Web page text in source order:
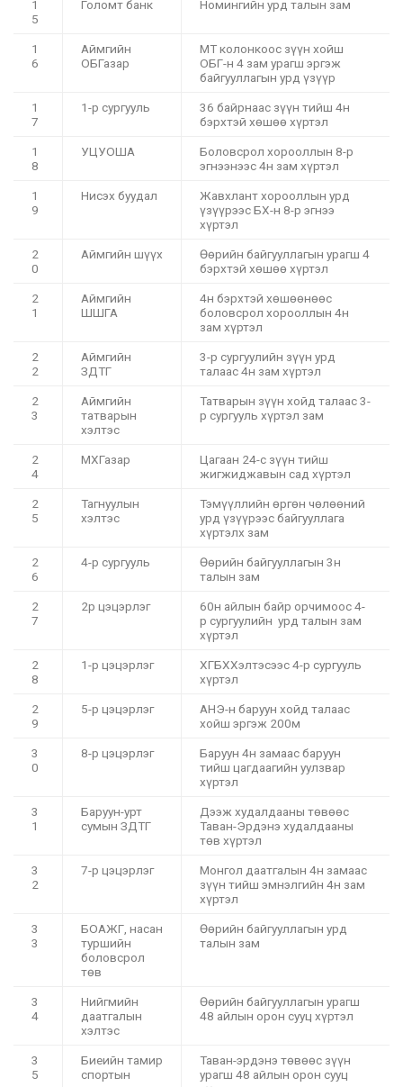
1
5
Голомт банк Номингийн урд талын зам
1
6
Аймгийн
ОБГазар
МТ колонкоос зүүн хойш
ОБГ-н 4 зам урагш эргэж
байгууллагын урд үзүүр
1
7
1-р сургууль
36 байрнаас зүүн тийш 4н
бэрхтэй хөшөө хүртэл
1
8
УЦУОША
Боловсрол хорооллын 8-р
эгнээнээс 4н зам хүртэл
1
9
Нисэх буудал
Жавхлант хорооллын урд
үзүүрээс БХ-н 8-р эгнээ
хүртэл
2
0
Аймгийн шүүх
Өөрийн байгууллагын урагш 4
бэрхтэй хөшөө хүртэл
2
1
Аймгийн
ШШГА
4н бэрхтэй хөшөөнөөс
боловсрол хорооллын 4н
зам хүртэл
2
2
Аймгийн
ЗДТГ
3-р сургуулийн зүүн урд
талаас 4н зам хүртэл
2
3
Аймгийн
татварын
хэлтэс
Татварын зүүн хойд талаас 3-
р сургууль хүртэл зам
2
4
МХГазар
Цагаан 24-с зүүн тийш
жигжиджавын сад хүртэл
2
5
Тагнуулын
хэлтэс
Тэмүүллийн өргөн чөлөөний
урд үзүүрээс байгууллага
хүртэлх зам
2
6
4-р сургууль
Өөрийн байгууллагын 3н
талын зам
2
7
2р цэцэрлэг
60н айлын байр орчимоос 4-
р сургуулийн урд талын зам
хүртэл
2
8
1-р цэцэрлэг
ХГБХХэлтэсээс 4-р сургууль
хүртэл
2
9
5-р цэцэрлэг
АНЭ-н баруун хойд талаас
хойш эргэж 200м
3
0
8-р цэцэрлэг
Баруун 4н замаас баруун
тийш цагдаагийн уулзвар
хүртэл
3
1
Баруун-урт
сумын ЗДТГ
Дээж худалдааны төвөөс
Таван-Эрдэнэ худалдааны
төв хүртэл
3
2
7-р цэцэрлэг
Монгол даатгалын 4н замаас
зүүн тийш эмнэлгийн 4н зам
хүртэл
3
3
БОАЖГ, насан
туршийн
боловсрол
төв
Өөрийн байгууллагын урд
талын зам
3
4
Нийгмийн
даатгалын
хэлтэс
Өөрийн байгууллагын урагш
48 айлын орон сууц хүртэл
3
5
Биеийн тамир
спортын
Таван-эрдэнэ төвөөс зүүн
урагш 48 айлын орон сууц